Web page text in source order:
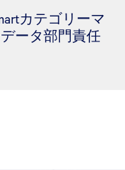
カテゴリーマ
ータ部門責任